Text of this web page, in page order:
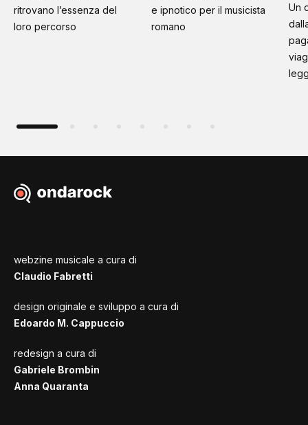
ritrovano l’essenza del
loro percorso
e ipnotico per il musicista
romano
Un
webzine musicale a cura di
Claudio Fabretti
design originale e sviluppo a cura di
Edoardo M. Cappuccio
redesign a cura di
Gabriele Brombin
Anna Quaranta